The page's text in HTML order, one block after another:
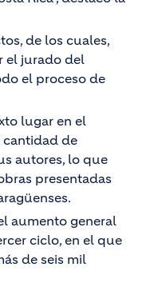
de los cuales,
el jurado del
el proceso de
lugar en el
cantidad de
autores, lo que
presentadas
aumento general
ciclo, en el que
de seis mil